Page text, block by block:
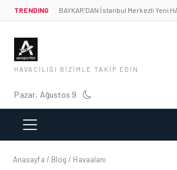
TRENDING
HAVACILIĞI BIZIMLE TAKIP EDIN
Pazar, Ağustos 9
Anasayfa / Blog / Havaalanı